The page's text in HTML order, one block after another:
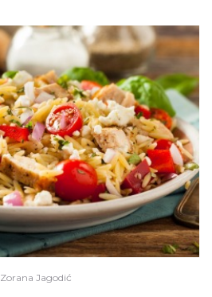
Zorana Jagodić